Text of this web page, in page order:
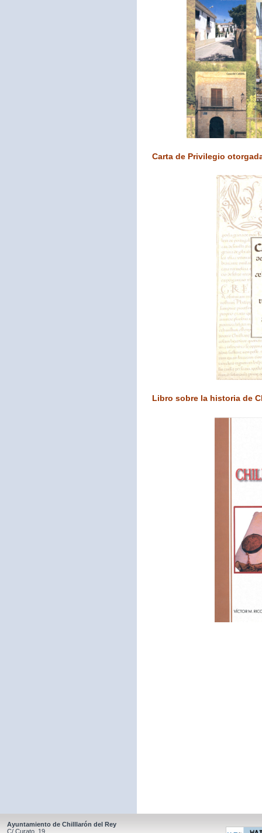
Carta de Privilegio
Libro sobre la historia de
Ayuntamiento de Chilllarón del Rey
C/ Curato, 19